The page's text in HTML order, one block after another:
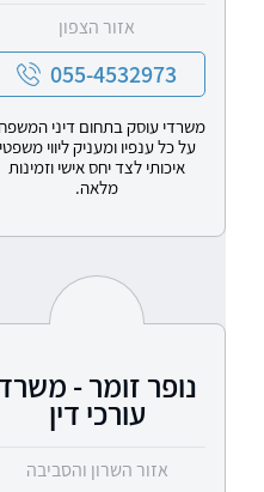
אזור הצפון
055-4532973
משרדי עוסק בתחום דיני
על כל ענפיו ומעניק ליווי משפטי
איכותי לצד יחס אישי וזמינות
מלאה.
נופר זומר -
עורכי דין
אזור השרון והסביבה